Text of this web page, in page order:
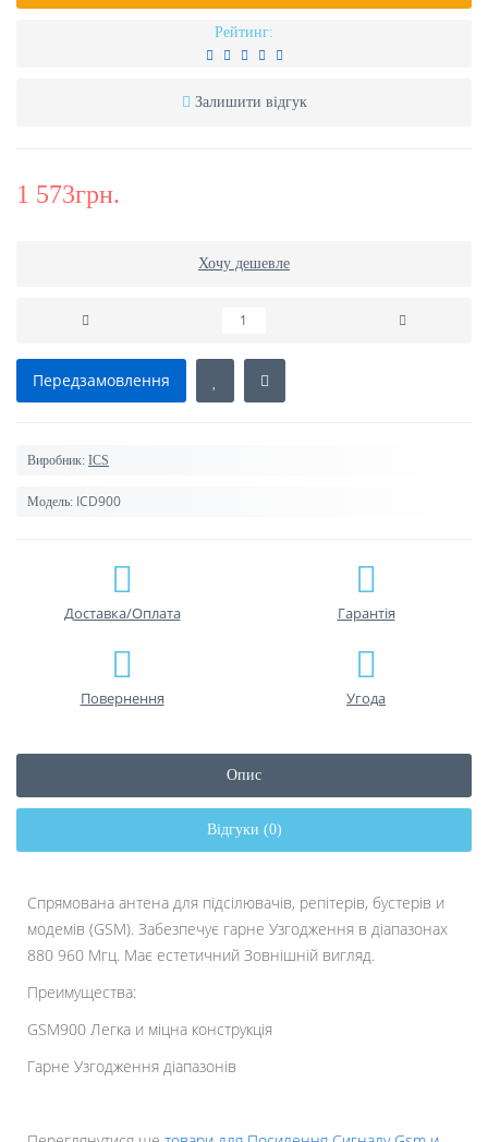
Рейтинг:
Залишити відгук
1 573грн.
Хочу дешевле
Передзамовлення
Виробник: ICS
Модель: ICD900
Доставка/Оплата Гарантiя
Повернення Угода
Опис
Відгуки (0)
Спрямована антена для підсілювачів, репітерів, бустерів и
модемів (GSM). Забезпечує гарне Узгодження в діапазонах
880 960 Мгц. Має естетичний Зовнішній вигляд.
Преимущества:
GSM900 Легка и міцна конструкція
Гарне Узгодження діапазонів